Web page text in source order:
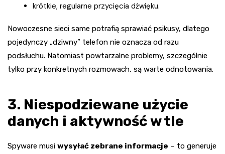
krótkie, regularne przycięcia dźwięku.
Nowoczesne sieci same potrafią sprawiać psikusy, dlatego
pojedynczy „dziwny” telefon nie oznacza od razu
podsłuchu. Natomiast powtarzalne problemy, szczególnie
tylko przy konkretnych rozmowach, są warte odnotowania.
3. Niespodziewane użycie
danych i aktywność w tle
Spyware musi wysyłać zebrane informacje – to generuje